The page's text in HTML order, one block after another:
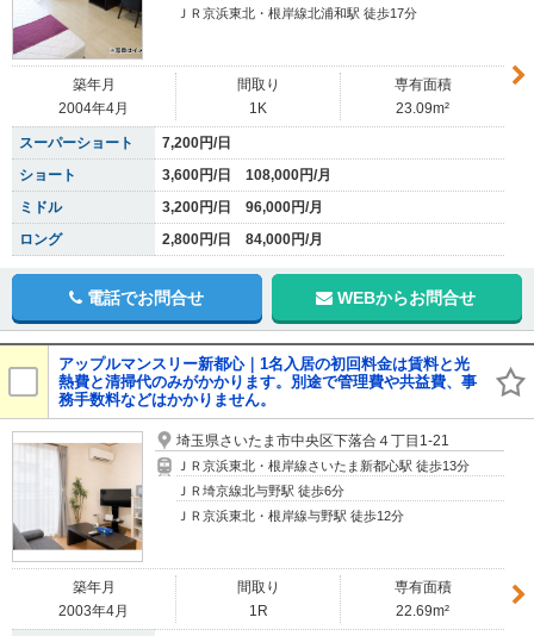
ＪＲ京浜東北・根岸線北浦和駅 徒歩17分
築年月
2004年4月
間取り
1K
専有面積
23.09m²
スーパーショート
7,200円/日
ショート
3,600円/日 108,000円/月
ミドル
3,200円/日 96,000円/月
ロング
2,800円/日 84,000円/月
電話でお問合せ WEBからお問合せ
アップルマンスリー新都心｜1名入居の初回料金は賃料と光
熱費と清掃代のみがかかります。別途で管理費や共益費、事
務手数料などはかかりません。
埼玉県さいたま市中央区下落合４丁目1-21
ＪＲ京浜東北・根岸線さいたま新都心駅 徒歩13分
ＪＲ埼京線北与野駅 徒歩6分
ＪＲ京浜東北・根岸線与野駅 徒歩12分
築年月
2003年4月
間取り
1R
専有面積
22.69m²